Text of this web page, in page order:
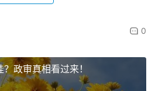
0
政审真相看过来！